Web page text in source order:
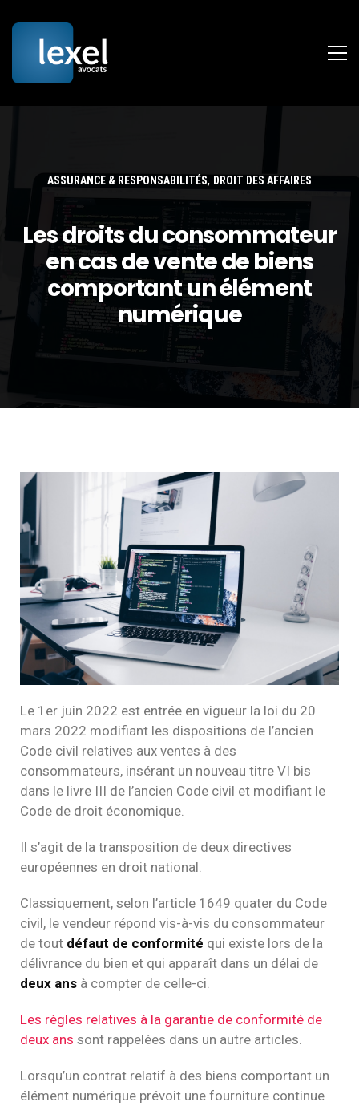
ASSURANCE & RESPONSABILITÉS, DROIT DES AFFAIRES
Les droits du consommateur
en cas de vente de biens
comportant un élément
numérique
Le 1er juin 2022 est entrée en vigueur la loi du 20
mars 2022 modifiant les dispositions de l’ancien
Code civil relatives aux ventes à des
consommateurs, insérant un nouveau titre VI bis
dans le livre III de l’ancien Code civil et modifiant le
Code de droit économique.
Il s’agit de la transposition de deux directives
européennes en droit national.
Classiquement, selon l’article 1649 quater du Code
civil, le vendeur répond vis-à-vis du consommateur
de tout défaut de conformité qui existe lors de la
délivrance du bien et qui apparaît dans un délai de
deux ans à compter de celle-ci.
Les règles relatives à la garantie de conformité de
deux ans sont rappelées dans un autre articles.
Lorsqu’un contrat relatif à des biens comportant un
élément numérique prévoit une fourniture continue